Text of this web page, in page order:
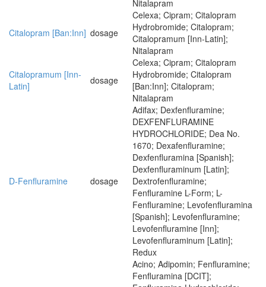
Nitalapram
Citalopram [Ban:Inn] dosage
Celexa; Cipram; Citalopram
Hydrobromide; Citalopram;
Citalopramum [Inn-Latin];
Nitalapram
Citalopramum [Inn-
Latin]
dosage
Celexa; Cipram; Citalopram
Hydrobromide; Citalopram
[Ban:Inn]; Citalopram;
Nitalapram
D-Fenfluramine dosage
Adifax; Dexfenfluramine;
DEXFENFLURAMINE
HYDROCHLORIDE; Dea No.
1670; Dexafenfluramine;
Dexfenfluramina [Spanish];
Dexfenfluraminum [Latin];
Dextrofenfluramine;
Fenfluramine L-Form; L-
Fenfluramine; Levofenfluramina
[Spanish]; Levofenfluramine;
Levofenfluramine [Inn];
Levofenfluraminum [Latin];
Redux
Acino; Adipomin; Fenfluramine;
Fenfluramina [DCIT];